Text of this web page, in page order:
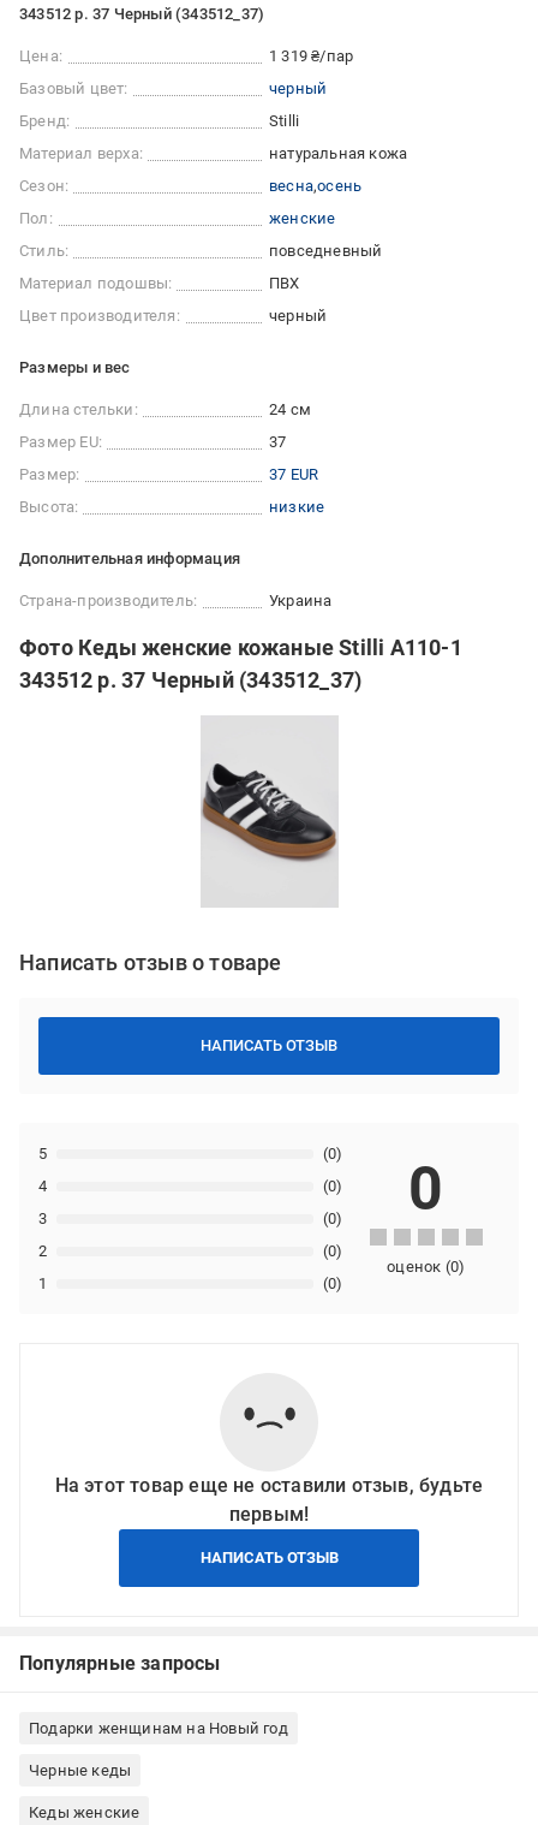
343512 р. 37 Черный (343512_37)
Цена:
1 319 ₴/пар
Базовый цвет:
черный
Бренд:
Stilli
Материал верха:
натуральная кожа
Сезон:
весна осень
Пол:
женские
Стиль:
повседневный
Материал подошвы:
ПВХ
Цвет производителя:
черный
Размеры и вес
Длина стельки:
24 см
Размер EU:
37
Размер:
37 EUR
Высота:
низкие
Дополнительная информация
Страна-производитель: Украина
Фото Кеды женские кожаные Stilli A110-1
343512 р. 37 Черный (343512_37)
Написать отзыв о товаре
НАПИСАТЬ ОТЗЫВ
1 (0)
2 (0)
3 (0)
4 (0)
5 (0)
0
оценок (0)
На этот товар еще не оставили отзыв, будьте
первым!
НАПИСАТЬ ОТЗЫВ
Популярные запросы
Подарки женщинам на Новый год
Черные кеды
Кеды женские